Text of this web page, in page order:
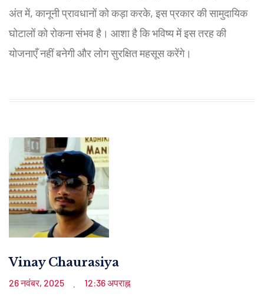
अंत में, कानूनी प्रावधानों को कड़ा करके, इस प्रकार की सामुदायिक
घोटालों को रोकना संभव है। आशा है कि भविष्य में इस तरह की
योजनाएँ नहीं बनेगी और लोग सुरक्षित महसूस करेंगे।
Vinay Chaurasiya
26 नवंबर, 2025 . 12:36 अपराह्न